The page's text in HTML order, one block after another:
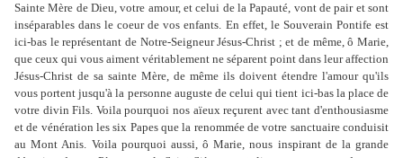
Sainte Mère de Dieu, votre amour, et celui de la Papauté, vont de pair et sont
inséparables dans le coeur de vos enfants. En effet, le Souverain Pontife est
ici-bas le représentant de Notre-Seigneur Jésus-Christ ; et de même, ô Marie,
que ceux qui vous aiment véritablement ne séparent point dans leur affection
Jésus-Christ de sa sainte Mère, de même ils doivent étendre l'amour qu'ils
vous portent jusqu'à la personne auguste de celui qui tient ici-bas la place de
votre divin Fils. Voila pourquoi nos aïeux reçurent avec tant d'enthousiasme
et de vénération les six Papes que la renommée de votre sanctuaire conduisit
au Mont Anis. Voila pourquoi aussi, ô Marie, nous inspirant de la grande